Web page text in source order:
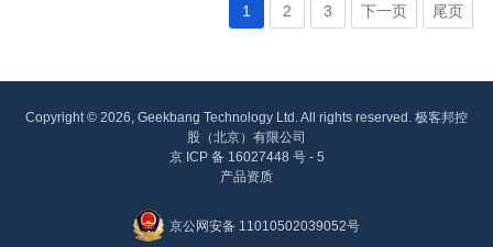
1 2 3 下一页 尾页
Copyright © 2026, Geekbang Technology Ltd. All rights reserved. 极客邦控
股（北京）有限公司
京 ICP 备 16027448 号 - 5
产品资质
京公网安备 11010502039052号